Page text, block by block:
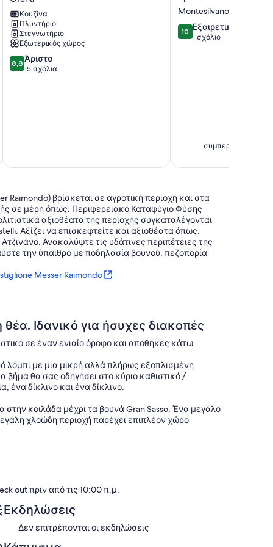
στα
βουνά
Ofena
Κουζίνα
Πλυντήριο
Στεγνωτήριο
Εξωτερικός χώρος
8.8
στα
8,8 Άριστο
15 σχόλια
Three-
room
apartment
Montesilvano
Montesilvano
10.0
στα
10 Εξαιρετικό
1 σχόλιο
βρίσκεται σε αγροτική περιοχή και στα
σε μέρη όπως: Περιφερειακό Καταφύγιο Φύσης
αξιοθέατα της περιοχής συγκαταλέγονται
Αξίζει να επισκεφτείτε και αξιοθέατα όπως:
Ανακαλύψτε τις υδάτινες περιπέτειες της
την ύπαιθρο με ποδηλασία βουνού, πεζοπορία
Messer Raimondo
Ιδανικό για ήσυχες διακοπές
σε έναν ενιαίο όροφο και αποθήκες κάτω.
λόμπι με μια μικρή αλλά πλήρως εξοπλισμένη
θα σας οδηγήσει στο κύριο καθιστικό /
δίκλινο και ένα δίκλινο.
κοιλάδα μέχρι τα βουνά Gran Sasso. Ένα μεγάλο
χλοώδη περιοχή παρέχει επιπλέον χώρο
εξοχή, το Casa Del Falco προσφέρει αυθεντική
των λόφων των πόλεων Castiglione MR και
σε μεγάλο βαθμό την «εξυγίανση».
δρόμου» - χωματόδρομοι αγροκτήματος
out πριν από τις 10:00 π.μ.
Εκδηλώσεις
Δεν επιτρέπονται οι εκδηλώσεις